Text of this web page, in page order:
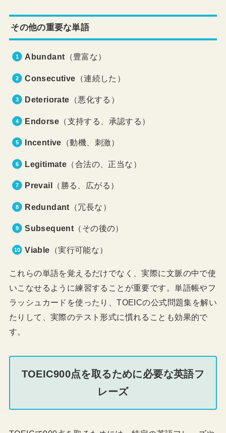
その他の重要な単語
Abundant （豊富な）
Consecutive （連続した）
Deteriorate （悪化する）
Endorse （支持する、承認する）
Incentive （動機、刺激）
Legitimate （合法の、正当な）
Prevail （勝る、広がる）
Redundant （冗長な）
Subsequent （その後の）
Viable （実行可能な）
これらの単語を覚えるだけでなく、実際に文脈の中で使
いこなせるように練習することが重要です。単語帳やフ
ラッシュカードを使ったり、TOEICの公式問題集を解い
たりして、実際のテスト形式に慣れることも効果的で
す。
TOEIC900点を取るために必要な英語フ
レーズ